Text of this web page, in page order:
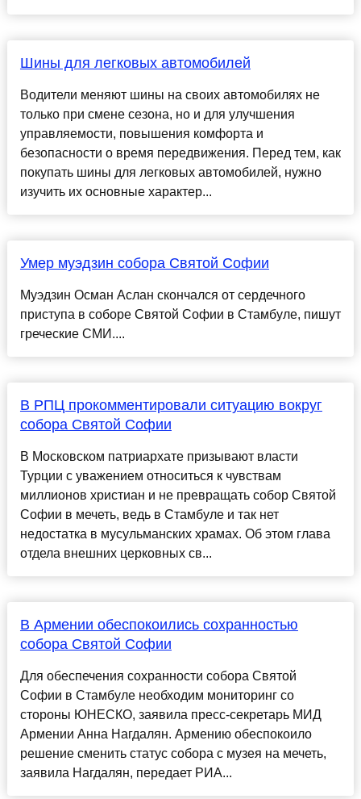
Шины для легковых автомобилей
Водители меняют шины на своих автомобилях не
только при смене сезона, но и для улучшения
управляемости, повышения комфорта и
безопасности о время передвижения. Перед тем, как
покупать шины для легковых автомобилей, нужно
изучить их основные характер...
Умер муэдзин собора Святой Софии
Муэдзин Осман Аслан скончался от сердечного
приступа в соборе Святой Софии в Стамбуле, пишут
греческие СМИ....
В РПЦ прокомментировали ситуацию вокруг
собора Святой Софии
В Московском патриархате призывают власти
Турции с уважением относиться к чувствам
миллионов христиан и не превращать собор Святой
Софии в мечеть, ведь в Стамбуле и так нет
недостатка в мусульманских храмах. Об этом глава
отдела внешних церковных св...
В Армении обеспокоились сохранностью
собора Святой Софии
Для обеспечения сохранности собора Святой
Софии в Стамбуле необходим мониторинг со
стороны ЮНЕСКО, заявила пресс-секретарь МИД
Армении Анна Нагдалян. Армению обеспокоило
решение сменить статус собора с музея на мечеть,
заявила Нагдалян, передает РИА...